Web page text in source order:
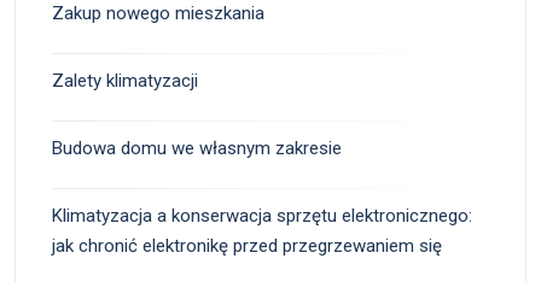
Zakup nowego mieszkania
Zalety klimatyzacji
Budowa domu we własnym zakresie
Klimatyzacja a konserwacja sprzętu elektronicznego:
jak chronić elektronikę przed przegrzewaniem się